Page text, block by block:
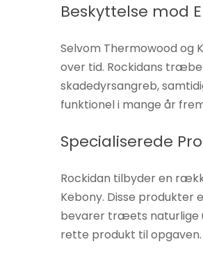
Beskyttelse mod
Selvom Thermowood og
over tid. Rockidans
skadedyrsangreb,
funktionel i mange år
Specialiserede
Rockidan tilbyder en
Kebony. Disse
bevarer træets naturlige
rette produkt til opgaven.
interesser
adfærd,
vores side,
personligt
tilpasset
indhold og